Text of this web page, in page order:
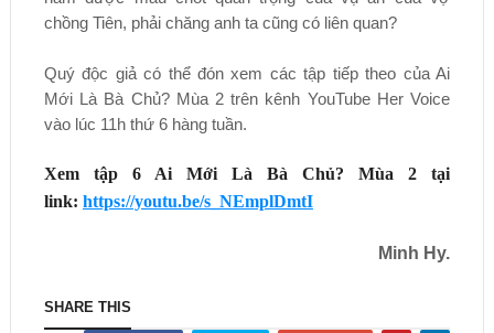
chồng Tiên, phải chăng anh ta cũng có liên quan?
Quý độc giả có thể đón xem các tập tiếp theo của Ai
Mới Là Bà Chủ? Mùa 2 trên kênh YouTube Her Voice
vào lúc 11h thứ 6 hàng tuần.
Xem tập 6 Ai Mới Là Bà Chủ? Mùa 2 tại
link: https://youtu.be/s_NEmplDmtI
Minh Hy.
SHARE THIS